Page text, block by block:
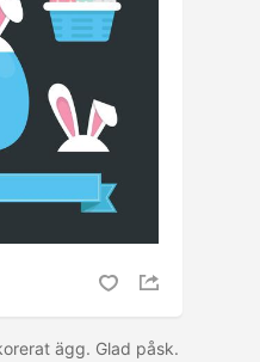
ägg. Glad påsk.